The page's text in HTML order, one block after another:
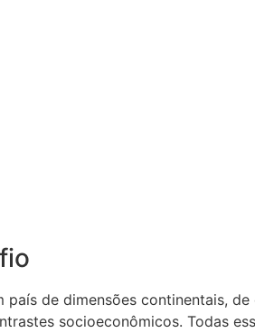
país de dimensões continentais,
socioeconômicos. Todas